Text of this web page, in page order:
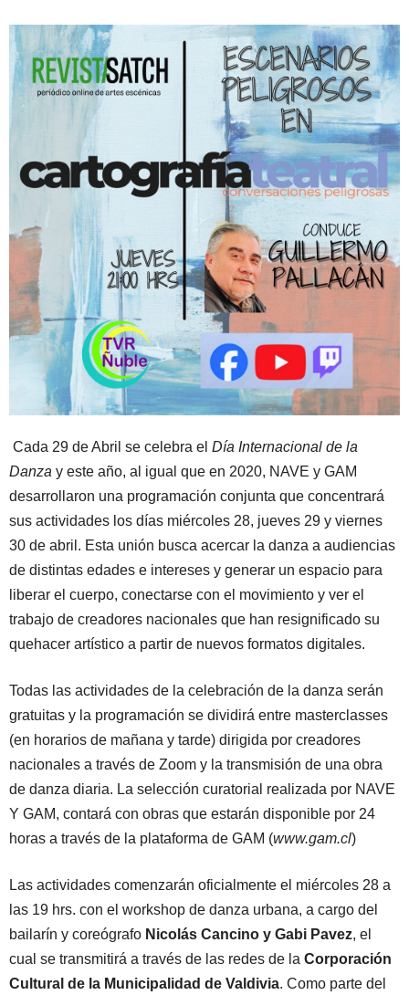
Cada 29 de Abril se celebra el Día Internacional de la
Danza y este año, al igual que en 2020, NAVE y GAM
desarrollaron una programación conjunta que concentrará
sus actividades los días miércoles 28, jueves 29 y viernes
30 de abril. Esta unión busca acercar la danza a audiencias
de distintas edades e intereses y generar un espacio para
liberar el cuerpo, conectarse con el movimiento y ver el
trabajo de creadores nacionales que han resignificado su
quehacer artístico a partir de nuevos formatos digitales.
Todas las actividades de la celebración de la danza serán
gratuitas y la programación se dividirá entre masterclasses
(en horarios de mañana y tarde) dirigida por creadores
nacionales a través de Zoom y la transmisión de una obra
de danza diaria. La selección curatorial realizada por NAVE
Y GAM, contará con obras que estarán disponible por 24
horas a través de la plataforma de GAM (www.gam.cl)
Las actividades comenzarán oficialmente el miércoles 28 a
las 19 hrs. con el workshop de danza urbana, a cargo del
bailarín y coreógrafo Nicolás Cancino y Gabi Pavez, el
cual se transmitirá a través de las redes de la Corporación
Cultural de la Municipalidad de Valdivia. Como parte del